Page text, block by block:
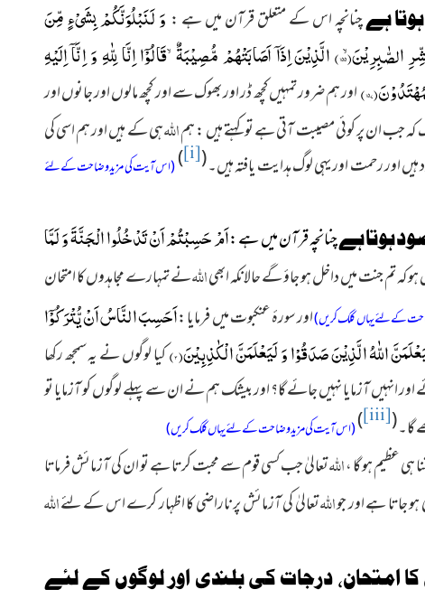
ہےچنانچہ اس کے متعلق قرآن میں ہے : وَ لَنَبْلُوَنَّكُمْ بِشَیْءٍ مِّنَ
الصّٰبِرِیْنَۙ(۱۵۵) الَّذِیْنَ اِذَاۤ اَصَابَتْهُمْ مُّصِیْبَةٌۙ-قَالُوْۤا اِنَّا لِلّٰهِ وَ اِنَّاۤ اِلَیْهِ
۱۵۷)اور ہم ضرور تمہیں کچھ ڈر اور بھوک سے اور کچھ مالوں اور جانوں اور
کہ جب ان پر کوئی مصیبت آتی ہے تو کہتے ہیں : ہماللہہی کے ہیں اور ہم اسی کی
رحمت اور یہی لوگ ہدایت یافتہ ہیں۔(
[i]
)(اس آیت کی مزید وضاحت کے لئے
ہوتا ہےچنانچہ قرآن میں ہے :اَمْ حَسِبْتُمْ اَنْ تَدْخُلُوا الْجَنَّةَ وَ لَمَّا
کہ تم جنت میں داخل ہو جاؤ گے حالانکہ ابھیاللہنے تمہارے مجاہدوں کا امتحان
کے لئے یہاں کلک کریں)اور سورۂ عنکبوت میں فرمایا :اَحَسِبَ النَّاسُ اَنْ یُّتْرَكُوْۤا
اللّٰهُ الَّذِیْنَ صَدَقُوْا وَ لَیَعْلَمَنَّ الْكٰذِبِیْنَ(۳)کیا لوگوں نے یہ سمجھ رکھا
انہیں آزمایا نہیں جائے گا؟ اور بیشک ہم نے ان سے پہلے لوگوں کو آزمایا تو
گا۔(
[iii]
)(اس آیت کی مزید وضاحت کے لئے یہاں کلک کریں)
ہی عظیم ہو گا ،اللہتعالیٰ جب کسی قوم سے محبت کرتا ہے تو ان کی آزمائش فرماتا
جاتا ہے اور جواللہتعالیٰ کی آزمائش پر ناراضی کا اظہار کرے اس کے لئےاللہ
امتحان، درجات کی بلندی اور لوگوں کے لئے